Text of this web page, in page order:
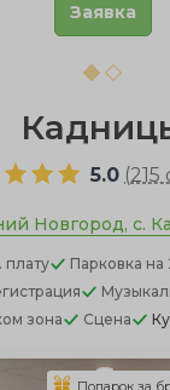
Заявка
5.0 (215
Новгород, с.
плату Парковка на
зона
Сцена
Подарок за